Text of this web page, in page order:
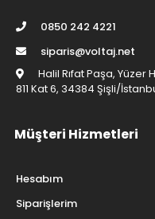
0850 242 4221
siparis@voltaj.net
Halil Rıfat Paşa, Yüzer
811 Kat 6, 34384 Şişli/
Müşteri Hizmetleri
Hesabım
Siparişlerim